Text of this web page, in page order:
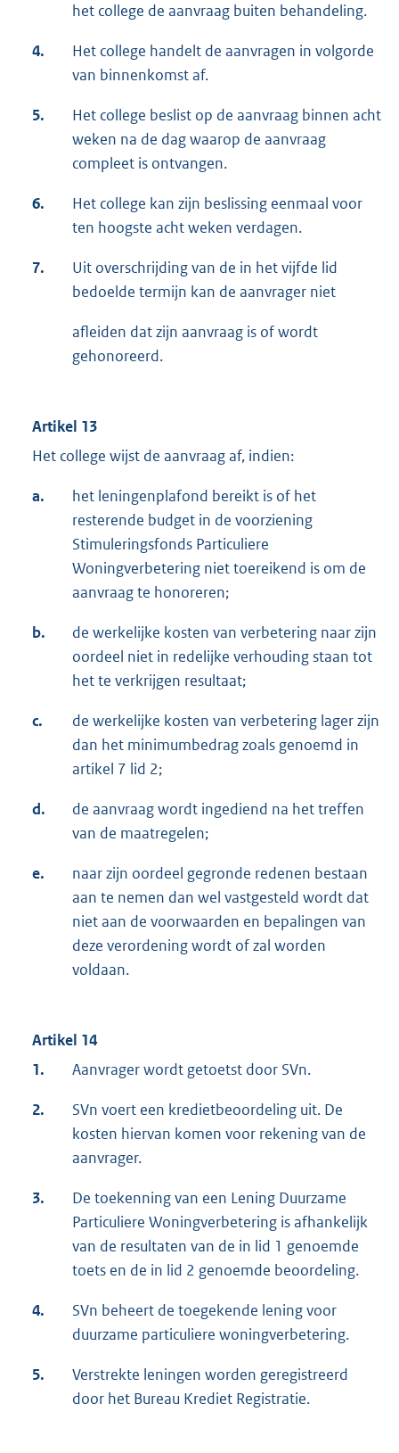
het college de aanvraag buiten behandeling.
4.
Het college handelt de aanvragen in volgorde
van binnenkomst af.
5.
Het college beslist op de aanvraag binnen acht
weken na de dag waarop de aanvraag
compleet is ontvangen.
6.
Het college kan zijn beslissing eenmaal voor
ten hoogste acht weken verdagen.
7.
Uit overschrijding van de in het vijfde lid
bedoelde termijn kan de aanvrager niet
afleiden dat zijn aanvraag is of wordt
gehonoreerd.
Artikel 13
Het college wijst de aanvraag af, indien:
a.
het leningenplafond bereikt is of het
resterende budget in de voorziening
Stimuleringsfonds Particuliere
Woningverbetering niet toereikend is om de
aanvraag te honoreren;
b.
de werkelijke kosten van verbetering naar zijn
oordeel niet in redelijke verhouding staan tot
het te verkrijgen resultaat;
c.
de werkelijke kosten van verbetering lager zijn
dan het minimumbedrag zoals genoemd in
artikel 7 lid 2;
d.
de aanvraag wordt ingediend na het treffen
van de maatregelen;
e.
naar zijn oordeel gegronde redenen bestaan
aan te nemen dan wel vastgesteld wordt dat
niet aan de voorwaarden en bepalingen van
deze verordening wordt of zal worden
voldaan.
Artikel 14
1.
Aanvrager wordt getoetst door SVn.
2.
SVn voert een kredietbeoordeling uit. De
kosten hiervan komen voor rekening van de
aanvrager.
3.
De toekenning van een Lening Duurzame
Particuliere Woningverbetering is afhankelijk
van de resultaten van de in lid 1 genoemde
toets en de in lid 2 genoemde beoordeling.
4.
SVn beheert de toegekende lening voor
duurzame particuliere woningverbetering.
5.
Verstrekte leningen worden geregistreerd
door het Bureau Krediet Registratie.